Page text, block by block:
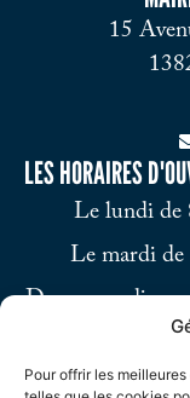
Pour offrir les
15
LES HORAIRES
Le lundi de
Le mardi de
Du mercredi au